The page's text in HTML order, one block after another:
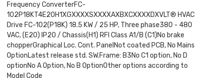
Frequency ConverterFC-
102P18KT4E20H1XGXXXXSXXXXAXBXCXXXXDXVLT® HVAC
Drive FC-102(P18K) 18.5 KW / 25 HP, Three phase380 - 480
VAC, (E20) IP20 / Chassis(H1) RFI Class A1/B (C1)No brake
chopperGraphical Loc. Cont. PanelNot coated PCB, No Mains
OptionLatest release std. SW.Frame: B3No C1 option, No D
optionNo A Option, No B OptionOther options according to
Model Code